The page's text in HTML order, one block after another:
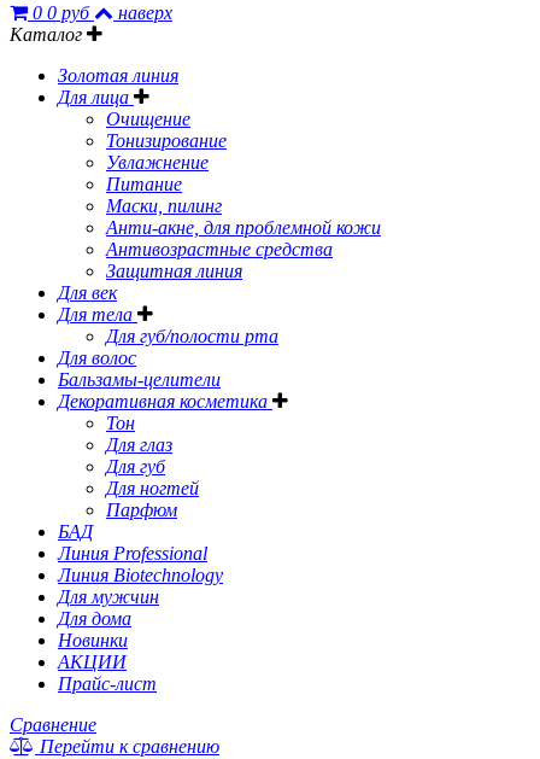
0 0 руб
наверх
Каталог
Золотая линия
Для лица
Очищение
Тонизирование
Увлажнение
Питание
Маски, пилинг
Анти-акне, для проблемной кожи
Антивозрастные средства
Защитная линия
Для век
Для тела
Для губ/полости рта
Для волос
Бальзамы-целители
Декоративная косметика
Тон
Для глаз
Для губ
Для ногтей
Парфюм
БАД
Линия Professional
Линия Biotechnology
Для мужчин
Для дома
Новинки
АКЦИИ
Прайс-лист
Сравнение
Перейти к сравнению